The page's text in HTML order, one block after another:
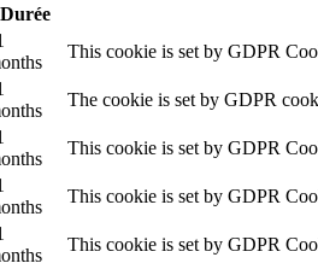
Durée
This cookie is set by GDPR
The cookie is set by GDPR
This cookie is set by GDPR
This cookie is set by GDPR
This cookie is set by GDPR